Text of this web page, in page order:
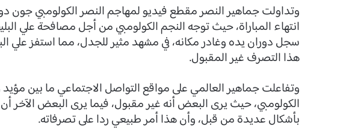
وتداولت جماهير النصر مقطع فيديو لمهاجم النصر الكولومبي جون
انتهاء المباراة، حيث توجه النجم الكولومبي من أجل مصافحة علي
سجل دوران يده وغادر مكانه، في مشهد مثير للجدل، مما استفز علي
هذا التصرف غير المقبول.
وتفاعلت جماهير العالمي على مواقع التواصل الاجتماعي ما بين
الكولومبي، حيث يرى البعض أنه غير مقبول، فيما يرى البعض الآخر
بأشكال عديدة من قبل، وأن هذا أمر طبيعي ردا على تصرفاته.